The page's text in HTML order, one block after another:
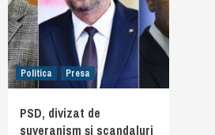
Politica Presa
PSD, divizat de
suveranism și scandaluri